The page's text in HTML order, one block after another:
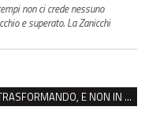
non ci crede nessuno
e superato. La Zanicchi
IL CENTRO STORICO DI REGGIO SI STA TRASFORMANDO, E NON IN MEGLIO